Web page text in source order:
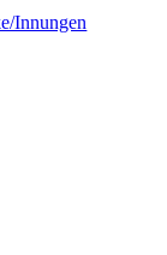
Innungen